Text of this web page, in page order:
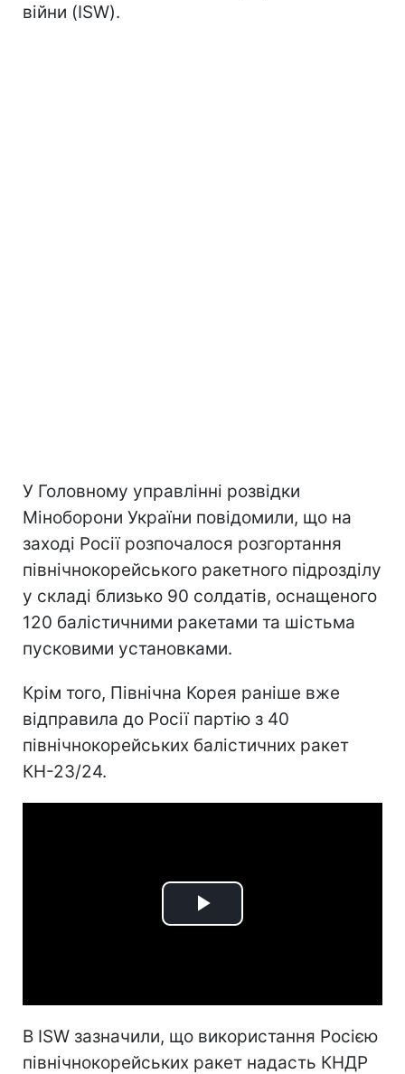
війни (ISW).
У Головному управлінні розвідки
Міноборони України повідомили, що на
заході Росії розпочалося розгортання
північнокорейського ракетного підрозділу
у складі близько 90 солдатів, оснащеного
120 балістичними ракетами та шістьма
пусковими установками.
Крім того, Північна Корея раніше вже
відправила до Росії партію з 40
північнокорейських балістичних ракет
КН-23/24.
Play
В ISW зазначили, що використання Росією
північнокорейських ракет надасть КНДР